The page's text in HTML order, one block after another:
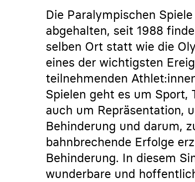
Die Paralympischen
abgehalten, seit 1988
selben Ort statt wie die
eines der wichtigsten
teilnehmenden
Spielen geht es um Sport,
auch um Repräsentation,
Behinderung und darum,
bahnbrechende Erfolge
Behinderung. In diesem
wunderbare und